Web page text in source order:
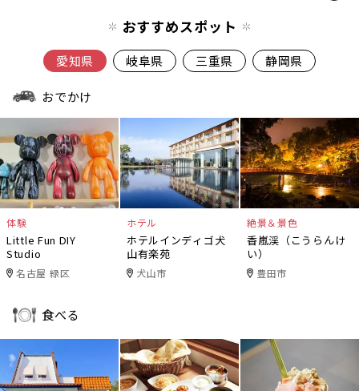
おすすめスポット
愛知県 岐阜県 三重県 静岡県
おでかけ
体験
Little Fun DIY
Studio
名古屋 緑区
ホテル
ホテルインディゴ犬
山有楽苑
犬山市
絶景＆景色
香嵐渓（こうらんけ
い）
豊田市
食べる